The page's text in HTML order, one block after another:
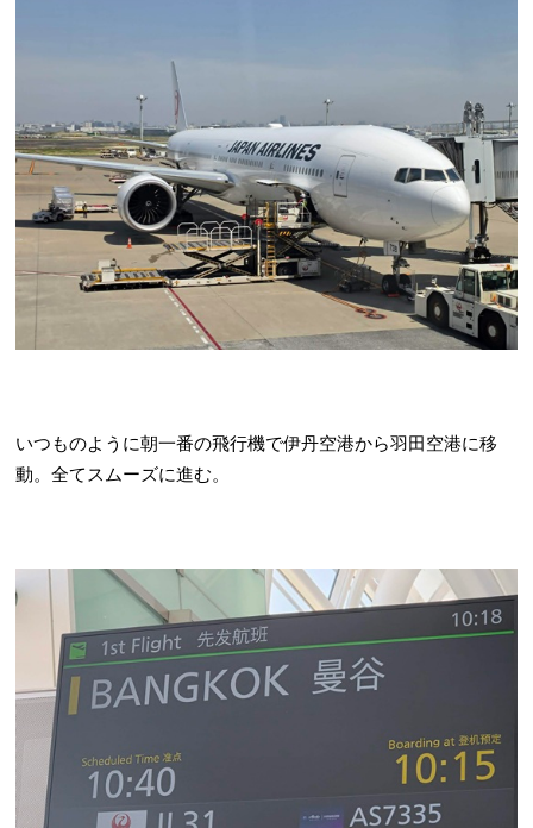
いつものように朝一番の飛行機で伊丹空港から羽田空港に移
動。全てスムーズに進む。